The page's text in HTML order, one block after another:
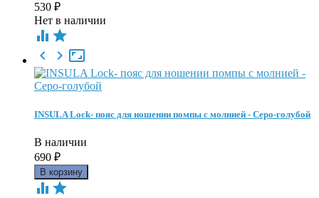
530 ₽
Нет в наличии
 

 
INSULA Lock- пояс для ношении помпы с молнией - Серо-голубой
В наличии
690 ₽
 